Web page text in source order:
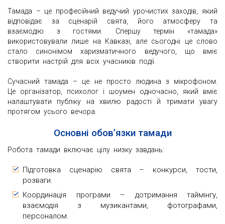
Тамада – це професійний ведучий урочистих заходів, який
відповідає за сценарій свята, його атмосферу та
взаємодію з гостями. Спершу термін «тамада»
використовували лише на Кавказі, але сьогодні це слово
стало синонімом харизматичного ведучого, що вміє
створити настрій для всіх учасників події.
Сучасний тамада – це не просто людина з мікрофоном.
Це організатор, психолог і шоумен одночасно, який вміє
налаштувати публіку на хвилю радості й тримати увагу
протягом усього вечора.
Основні обов’язки тамади
Робота тамади включає цілу низку завдань:
Підготовка сценарію свята – конкурси, тости,
розваги.
Координація програми – дотримання таймінгу,
взаємодія з музикантами, фотографами,
персоналом.